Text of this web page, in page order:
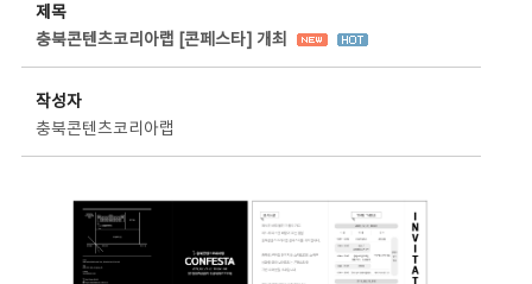
제목
충북콘텐츠코리아랩 [콘페스타] 개최
작성자
충북콘텐츠코리아랩